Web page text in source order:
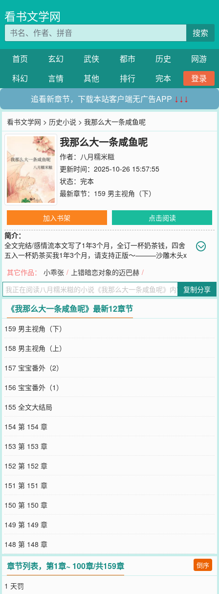
看书文学网
搜索
首页 玄幻 武侠 都市 历史
网游
科幻
言情 其他 排行 完本
登录
追看新章节，下载本站客户端无广告APP ↓↓↓
看书文学网 > 历史小说 > 我那么大一条咸鱼呢
我那么大一条咸鱼呢
作者： 八月糯米糍
更新时间：2025-10-26 15:57:55
状态：完本
最新章节： 159 男主视角（下）
加入书架
点击阅读
简介：
全文完结/感情流本文写了1年3个月，全订一杯奶茶钱，四舍
五入一杯奶茶买我1年3个月，请支持正版～———沙雕木头x
断……他为你，一步步机关算尽，算尽了他自己的性命。”1.上辈子，
令黎是个卷王，后来她把自己卷死了。临死前才知，她不知何时得罪
了天道，遭了天罚，一生注定越修炼死得越快，唯一保命之法只有躺
平。被天雷追着劈死的令黎：下辈子我必躺平延年益寿T_T再睁眼，
时间过去六百年，天道大变。传言当年她身死后，神君竺宴堕魔，自
此天道逆转，魔君成为天地共主。仙门准备去刺杀魔君，目光转向
她：“令黎，你可愿灭魔君，拯救苍生？”这辈子只想躺平的令黎：“我
同意灭魔君，拯救苍生。但我也是苍生，我只想做被拯救那一个，不
太想做送死那一个。”仙门：“……”2.竺宴是创世神帝之子，身负创世
血脉，更生了一张六界第一好看的脸，在做神君那万年中，不知入了
多少神女仙子的香闺梦里。然而不知是哪里没想开，忽然一日自己造
自己的反，将天道颠覆。即便如此，也一直追求者不断。譬如仙界第
一美人，喜欢她的男子排满六界，她却独独想做他的魔后。可恨竺宴
冷硬狠辣，在美人趁乱要亲到他的唇时，一剑将她捅了个对穿。目睹
这一幕的令黎：好一个疯批又自爱的美男！*后来，令黎和竺宴一同误
入燃犀镜。传说这面镜子可以感知入境者的夙愿，让他们得偿所愿，
是个十分体贴的法器。然而令黎在里面的经历却不可描述。不知为
何，她夜夜都会睡到竺宴的床上去，不论她怎么折腾，哪怕她将自己
变成一棵树牢牢种在土里，第二日仍旧会在竺宴怀中醒来，小鸟依人
般抱着他精壮结实的腰，依偎在他胸膛。想到魔君是何等自爱一男
子，令黎自觉躺平：“你把我杀了吧。”不想，往日杀人不眨眼的魔君
却一脸仁慈：“罪不至死。”阅读指南：1、双向奔赴！男主纯爱战神，
女主永远坚定站在男主一边，两人之间没得误会！2、感情流、非爽
文，作者本人逻辑控，情节设定没有bug，如果你觉得有不合理不好
理解的（包括情节和人设）不要急着下定论，最快1章最慢3章就是反
转。3、部分地名动物名引自《山海经》，但世界架空，另有一套运行
规则，纯属虚构，切勿代入我们熟悉的神话体系冒犯诸神哈^_^立意：
珍惜和平，拒绝战争。———预收《一键退休》专栏收藏下叭———
在穿书泛滥的年代，修仙文被穿书人集体攻占。穿书人预知剧情，自
带系统，可以一路畅通无阻弄死原书主角，取而代之，走上人生巅
峰。但人生巅峰谁都喜欢，穿书人越来越多，内部开始了丧心病狂的
互卷。并且随着文中土著濒临灭绝，修仙文还进化出了属于自己的防
卫系统。姜南作为修仙文中硕果仅存的土著，不幸成为千千万万穿书
其它作品： 小乖张 / 上错暗恋对象的迈巴赫 /
复制分享
《我那么大一条咸鱼呢》最新12章节
159 男主视角（下）
158 男主视角（上）
157 宝宝番外（2）
156 宝宝番外（1）
155 全文大结局
154 第 154 章
153 第 153 章
152 第 152 章
151 第 151 章
150 第 150 章
149 第 149 章
148 第 148 章
章节列表，第1章~ 100章/共159章 倒序
1 天罚